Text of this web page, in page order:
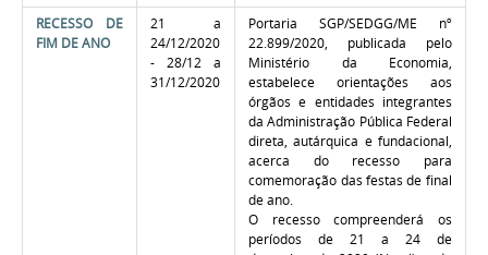
RECESSO DE
FIM DE ANO
21 a
24/12/2020
- 28/12 a
31/12/2020
Portaria SGP/SEDGG/ME nº
22.899/2020, publicada pelo
Ministério da Economia,
estabelece orientações aos
órgãos e entidades integrantes
da Administração Pública Federal
direta, autárquica e fundacional,
acerca do recesso para
comemoração das festas de final
de ano.
O recesso compreenderá os
períodos de 21 a 24 de